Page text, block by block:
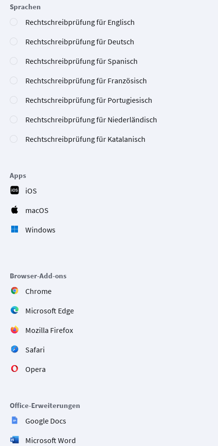
Sprachen
Rechtschreibprüfung für Englisch
Rechtschreibprüfung für Deutsch
Rechtschreibprüfung für Spanisch
Rechtschreibprüfung für Französisch
Rechtschreibprüfung für Portugiesisch
Rechtschreibprüfung für Niederländisch
Rechtschreibprüfung für Katalanisch
Apps
iOS
macOS
Windows
Browser-Add-ons
Chrome
Microsoft Edge
Mozilla Firefox
Safari
Opera
Office-Erweiterungen
Google Docs
Microsoft Word